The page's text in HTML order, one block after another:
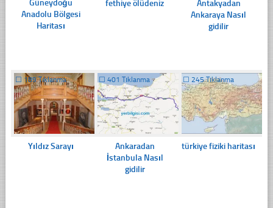
Güneydoğu
Anadolu Bölgesi
Haritası
fethiye ölüdeniz
Antakyadan
Ankaraya Nasıl
gidilir
☐ 189 Tıklanma
Yıldız Sarayı
☐401 Tıklanma
Ankaradan
İstanbula Nasıl
gidilir
☐ 245 Tıklanma
türkiye fiziki haritası